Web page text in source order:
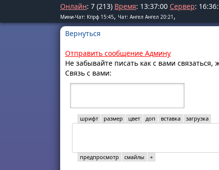
Онлайн: 7 (213) Время: 13:37:00 Сервер: 16:36:
Мини-Чат: Кпрф 15:45, Чат: Ангел Ангел 20:21 ,
Вернуться
Отправить сообщение Админу
Не забывайте писать как с вами
Связь с вами:
шрифт размер цвет доп вставка загрузка
предпросмотр смайлы +